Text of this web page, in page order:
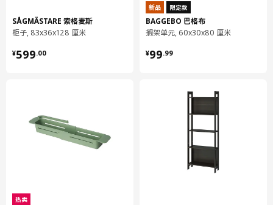
硅橡胶
乙缩醛
钢, 电镀
SÅGMÄSTARE 索格麦斯
柜子, 83x36x128 厘米
¥599.00
¥ 599.00
热卖
新品 限定款
BAGGEBO 巴格布
搁架单元, 60x30x80 厘米
¥99.99
¥ 99.99